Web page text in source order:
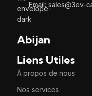
Email: sales@3ev-
Abijan
Liens Utiles
À propos de nous
Nos services